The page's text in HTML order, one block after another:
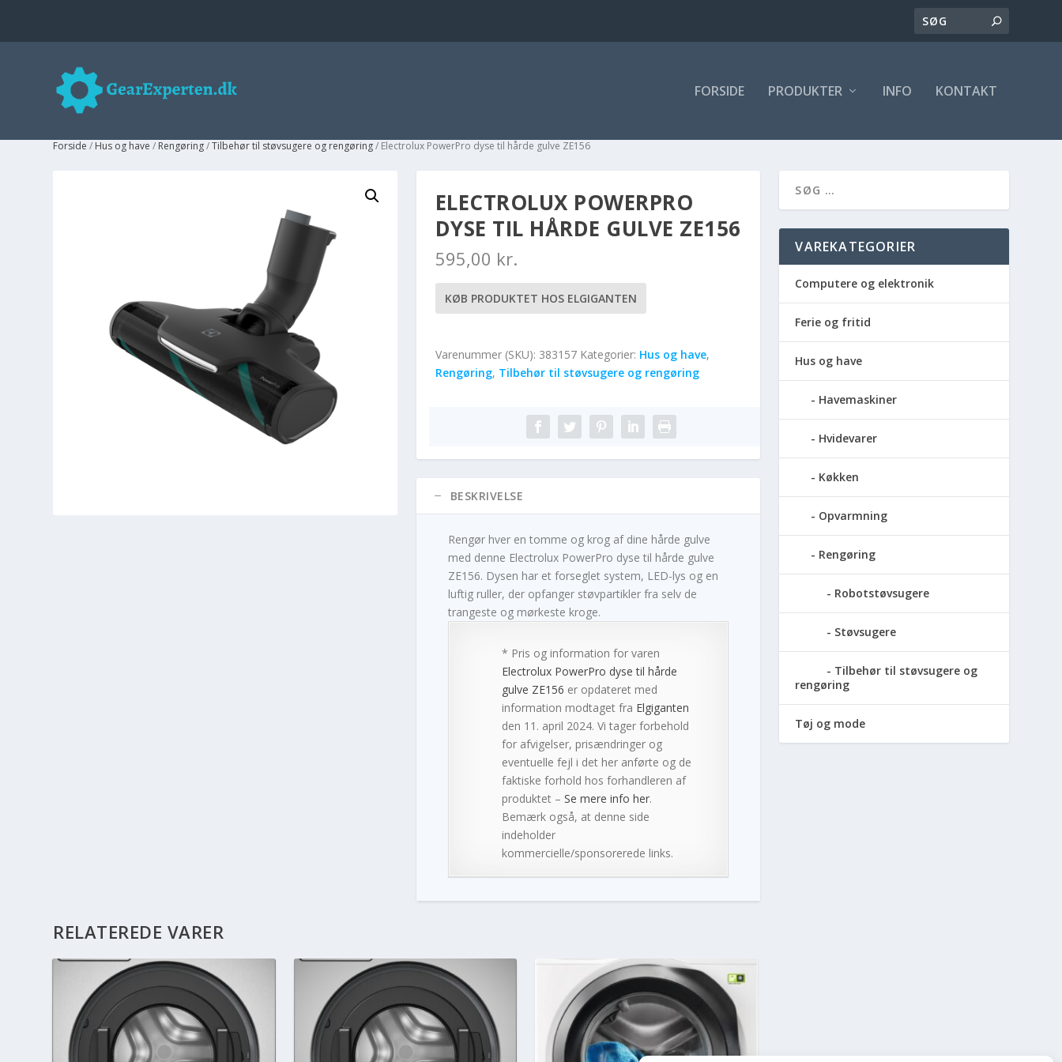
FORSIDE PRODUKTER INFO KONTAKT
Forside / Hus og have / Rengøring/Tilbehør til støvsugere og rengøring/ Electrolux PowerPro dyse til hårde gulve ZE156
ELECTROLUX POWERPRO
DYSE TIL HÅRDE GULVE ZE156
595,00 kr.
KØB PRODUKTET HOS ELGIGANTEN
Varenummer (SKU): 383157 Kategorier: Hus og have,
Rengøring, Tilbehør til støvsugere og rengøring
BESKRIVELSE
Rengør hver en tomme og krog af dine hårde gulve
med denne Electrolux PowerPro dyse til hårde gulve
ZE156. Dysen har et forseglet system, LED-lys og en
luftig ruller, der opfanger støvpartikler fra selv de
trangeste og mørkeste kroge.
* Pris og information for varen
Electrolux PowerPro dyse til hårde
gulve ZE156 er opdateret med
information modtaget fra Elgiganten
den 11. april 2024. Vi tager forbehold
for afvigelser, prisændringer og
eventuelle fejl i det her anførte og de
faktiske forhold hos forhandleren af
produktet – Se mere info her.
Bemærk også, at denne side
indeholder
kommercielle/sponsorerede links.
RELATEREDE VARER
VAREKATEGORIER
Computere og elektronik
Ferie og fritid
Hus og have
Havemaskiner
Hvidevarer
Køkken
Opvarmning
Rengøring
Robotstøvsugere
Støvsugere
Tilbehør til støvsugere og
rengøring
Tøj og mode